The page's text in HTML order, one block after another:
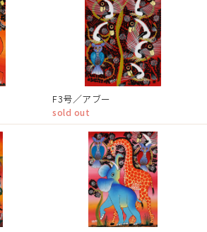
F3号／アブー
sold out